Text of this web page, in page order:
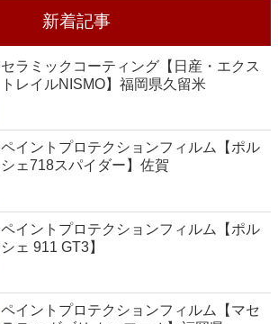
新着記事
セラミックコーティング【日産・エクス
トレイルNISMO】福岡県久留米
ペイントプロテクションフィルム【ポル
シェ718スパイダー】佐賀
ペイントプロテクションフィルム【ポル
シェ 911 GT3】
ペイントプロテクションフィルム【マセ